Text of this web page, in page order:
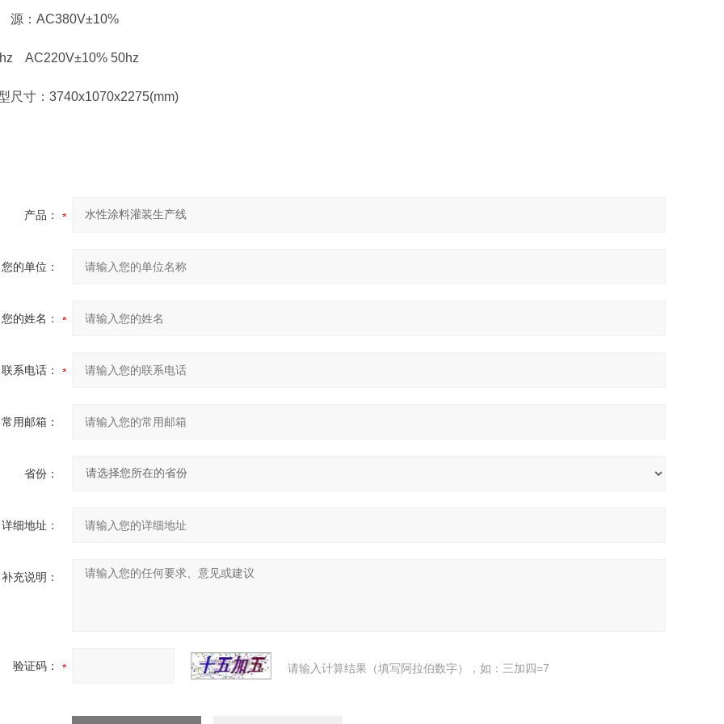
AC380V±10%
AC220V±10% 50hz
寸：3740x1070x2275(mm)
产品：
您的单位：
您的姓名：
联系电话：
常用邮箱：
省份：
详细地址：
补充说明：
验证码： 请输入计算结果（填写阿拉伯数字），如：三加四=7